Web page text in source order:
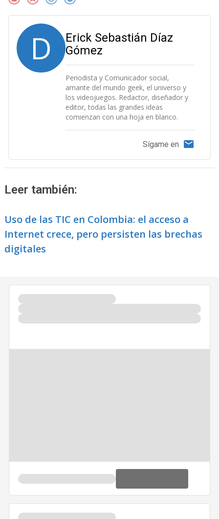
D
Erick Sebastián Díaz
Gómez
Periodista y Comunicador social,
amante del mundo geek, el universo y
los videojuegos. Redactor, diseñador y
editor, todas las grandes ideas
comienzan con una hoja en blanco.
Sígame en
Leer también:
Uso de las TIC en Colombia: el acceso a
Internet crece, pero persisten las brechas
digitales